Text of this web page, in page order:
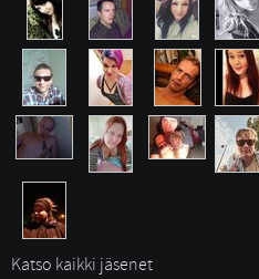
Katso kaikki jäsenet